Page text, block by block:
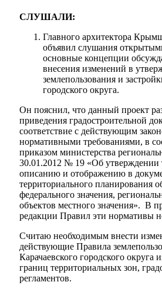
СЛУШАЛИ:
Главного архитектора
объявил слушания
основные концепции
внесения изменений в
землепользования и
городского округа.
Он пояснил, что данный проект
приведения градостроительной
соответствие с действующим
нормативными требованиями, в
приказом министерства
30.01.2012 № 19 «Об утверждении
описанию и отображению в
территориального планирования
федерального значения,
объектов местного значения». В
редакции Правил эти нормативы
Считаю необходимым внести
действующие Правила
Карачаевского городского округа
границ территориальных зон,
регламентов.